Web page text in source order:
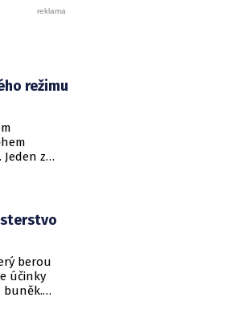
režimu
z
berou
účinky
buněk.